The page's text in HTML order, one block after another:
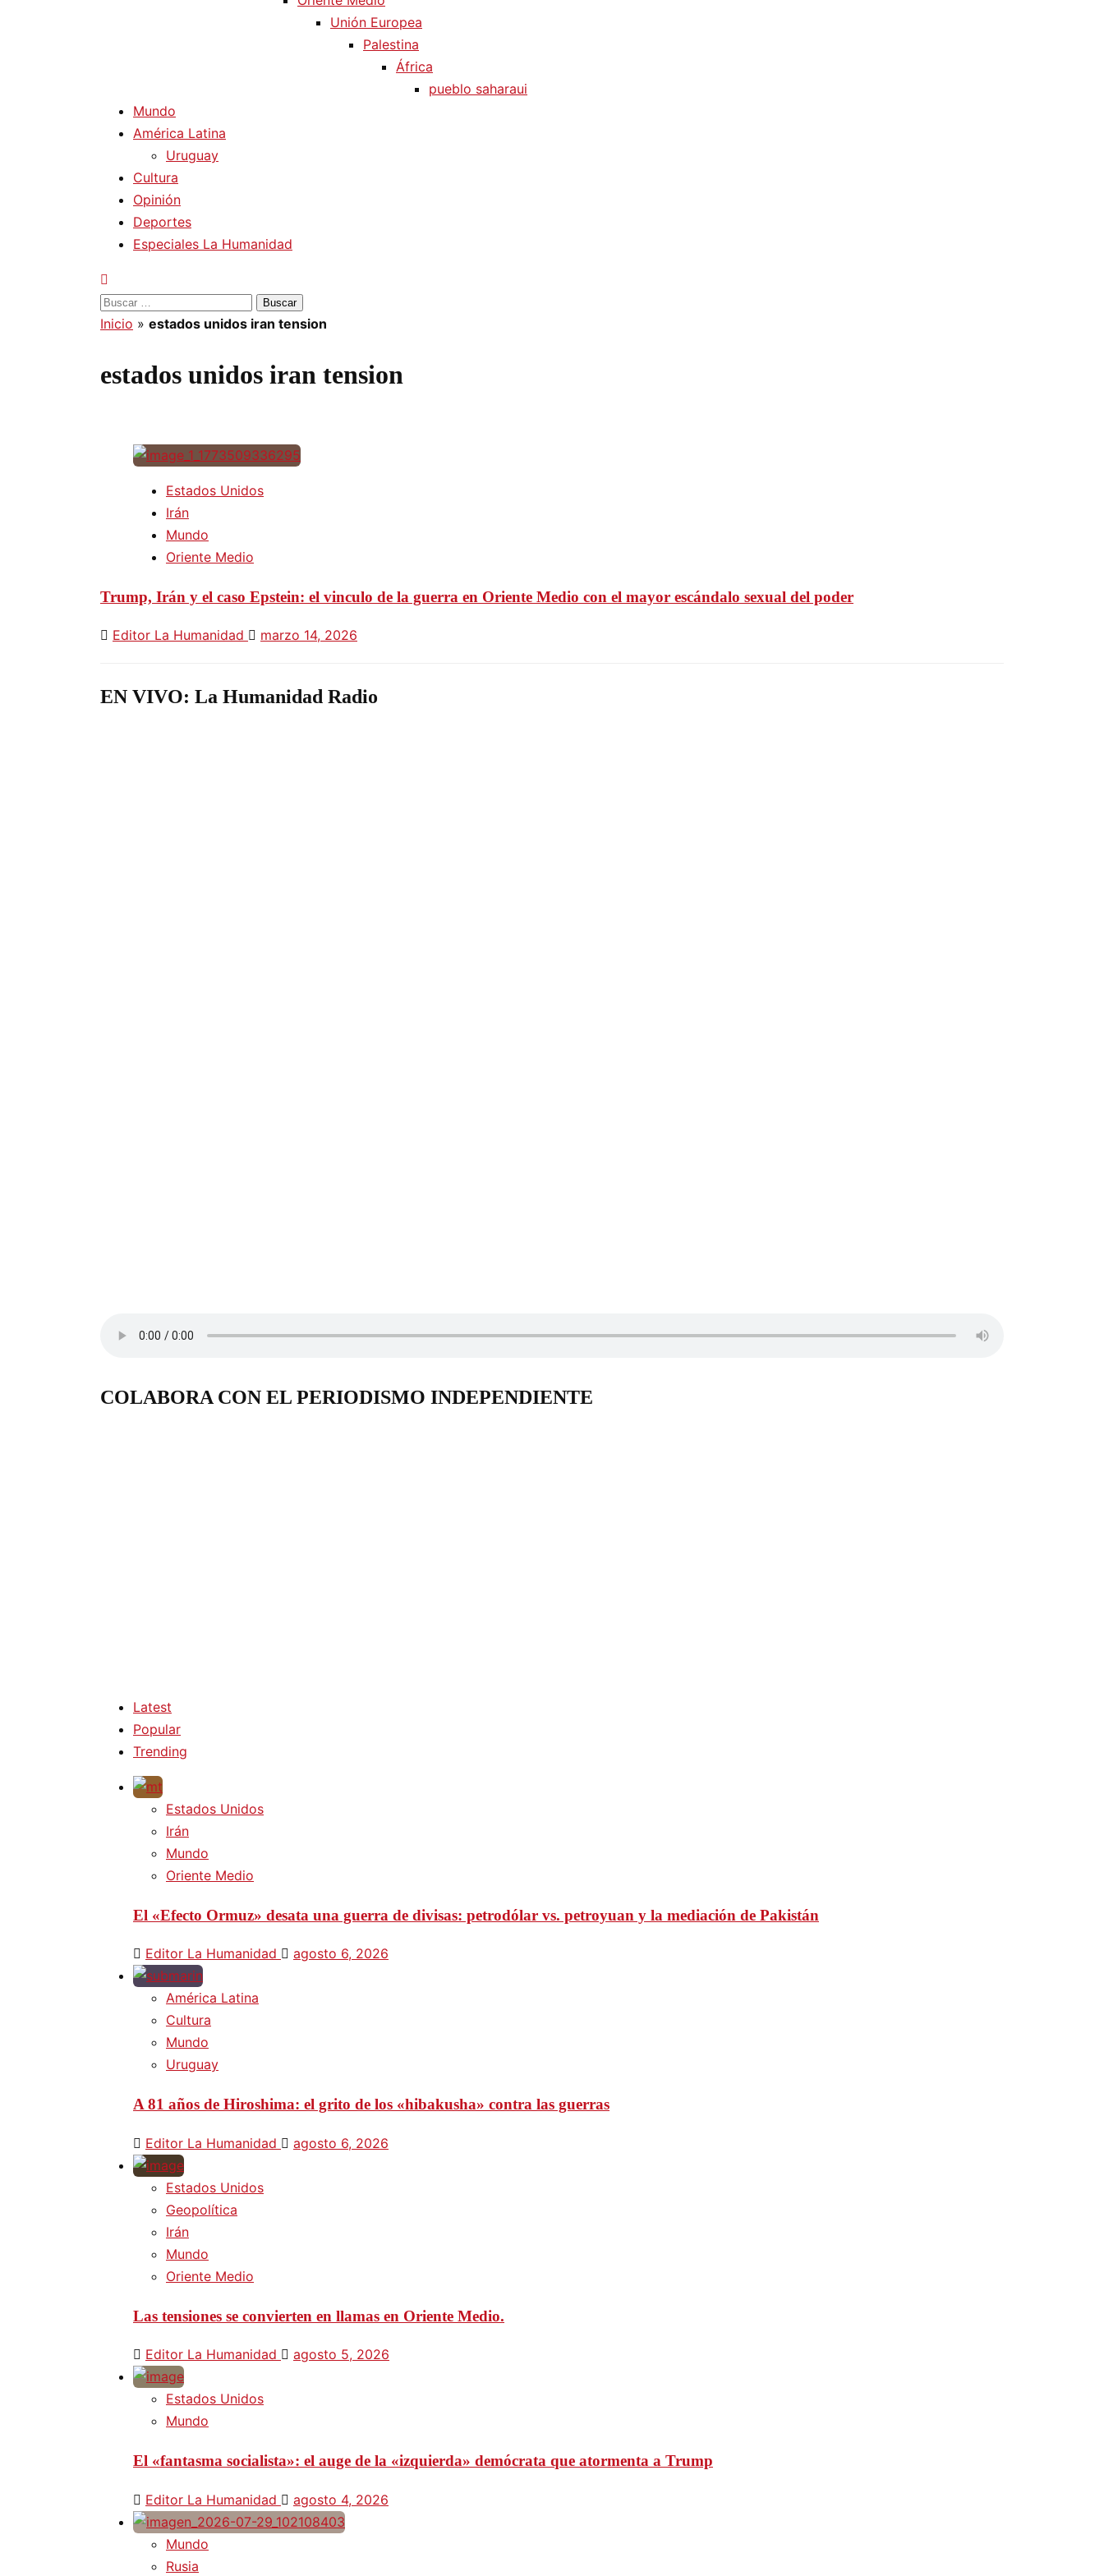
Unión Europea
Palestina
África
pueblo saharaui
Mundo
América Latina
Uruguay
Cultura
Opinión
Deportes
Especiales La Humanidad
Buscar:
Inicio » estados unidos iran tension
estados unidos iran tension
Estados Unidos
Irán
Mundo
Oriente Medio
Trump, Irán y el caso Epstein: el vinculo de la guerra en Oriente Medio con el mayor escándalo sexual del poder
Editor La Humanidad marzo 14, 2026
EN VIVO: La Humanidad Radio
COLABORA CON EL PERIODISMO INDEPENDIENTE
Latest
Popular
Trending
Estados Unidos
Irán
Mundo
Oriente Medio
El «Efecto Ormuz» desata una guerra de divisas: petrodólar vs. petroyuan y la mediación de Pakistán
Editor La Humanidad agosto 6, 2026
América Latina
Cultura
Mundo
Uruguay
A 81 años de Hiroshima: el grito de los «hibakusha» contra las guerras
Editor La Humanidad agosto 6, 2026
Estados Unidos
Geopolítica
Irán
Mundo
Oriente Medio
Las tensiones se convierten en llamas en Oriente Medio.
Editor La Humanidad agosto 5, 2026
Estados Unidos
Mundo
El «fantasma socialista»: el auge de la «izquierda» demócrata que atormenta a Trump
Editor La Humanidad agosto 4, 2026
Mundo
Rusia